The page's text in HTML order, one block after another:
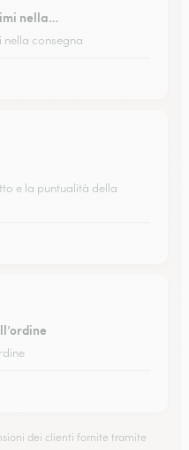
nella…
consegna
e la puntualità della
dei clienti fornite tramite